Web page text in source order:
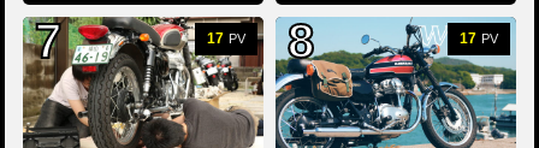
17 PV 17 PV